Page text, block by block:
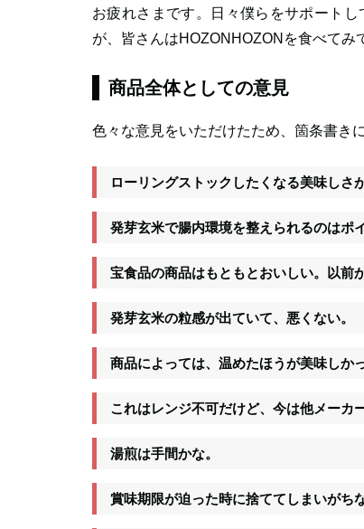
お疲れさまです。日々僕らをサポート
が、皆さんはHOZONHOZONを食べてみ
商品全体としての意見
色々な意見をいただけたため、箇条書き
ローリングストックしたくなる美味しさ
発芽玄米で腸内環境を整えられるのはポ
宝食品の商品はもともとおいしい。以前
発芽玄米の粒感が出ていて、悪くない。
商品によっては、温めたほうが美味しか
これはレンジ不可だけど、今は他メーカ
湯煎は手間かな。
賞味期限が迫った時に捨ててしまいがち